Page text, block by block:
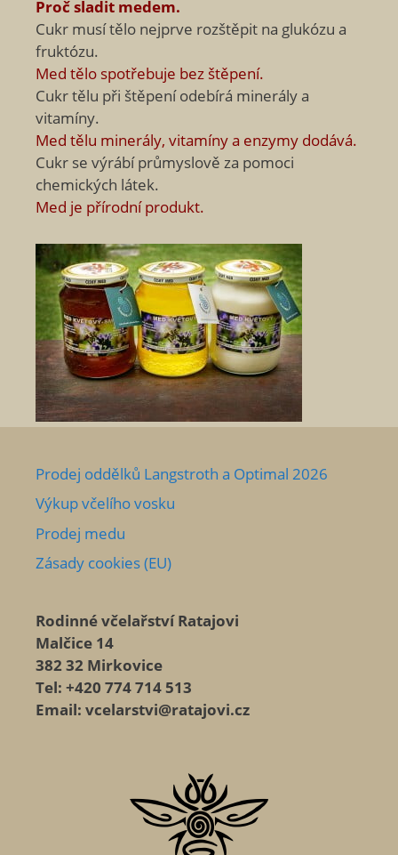
Proč sladit medem.
Cukr musí tělo nejprve rozštěpit na glukózu a
fruktózu.
Med tělo spotřebuje bez štěpení.
Cukr tělu při štěpení odebírá minerály a
vitamíny.
Med tělu minerály, vitamíny a enzymy dodává.
Cukr se výrábí průmyslově za pomoci
chemických látek.
Med je přírodní produkt.
Prodej oddělků Langstroth a Optimal 2026
Výkup včelího vosku
Prodej medu
Zásady cookies (EU)
Rodinné včelařství Ratajovi
Malčice 14
382 32 Mirkovice
Tel: +420 774 714 513
Email: vcelarstvi@ratajovi.cz